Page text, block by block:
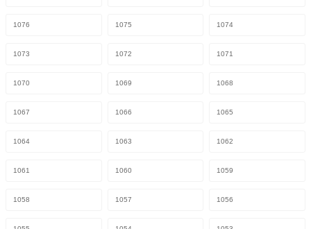
1076 1075 1074
1073 1072 1071
1070 1069 1068
1067 1066 1065
1064 1063 1062
1061 1060 1059
1058 1057 1056